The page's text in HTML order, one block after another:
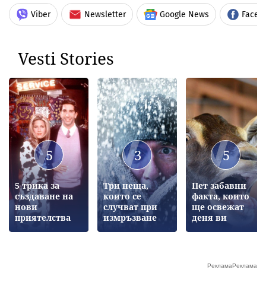
Viber Newsletter Google News
Vesti Stories
5
5 трика за
създаване на
нови
приятелства
3
Три неща,
които се
случват при
измръзване
5
Пет забавни
факта, които
ще освежат
деня ви